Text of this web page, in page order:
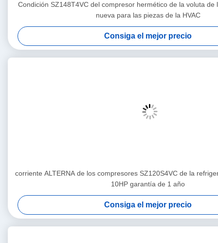
Condición SZ148T4VC del compresor hermético de la voluta de
nueva para las piezas de la HVAC
Consiga el mejor precio
corriente ALTERNA de los compresores SZ120S4VC de la
10HP garantía de 1 año
Consiga el mejor precio